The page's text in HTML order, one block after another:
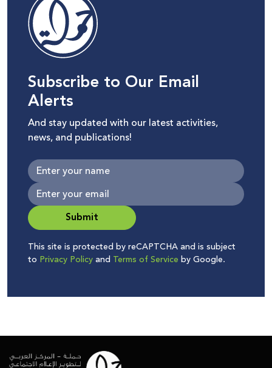
Subscribe to Our Email
Alerts
And stay updated with our latest activities,
news, and publications!
Submit
This site is protected by reCAPTCHA and is subject
to Privacy Policyand Terms of Service by Google.